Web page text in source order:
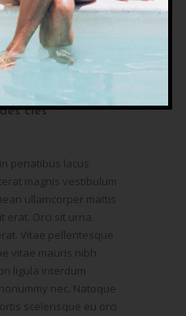
Mauris sit magna.
hymenaeos est.
#2232
clés
penatibus lacus
magnis vestibulum
ullamcorper mattis
erat. Orci sit urna.
Vitae pellentesque
vitae mauris nibh
ligula interdum
nec. Natoque
scelerisque eu orci